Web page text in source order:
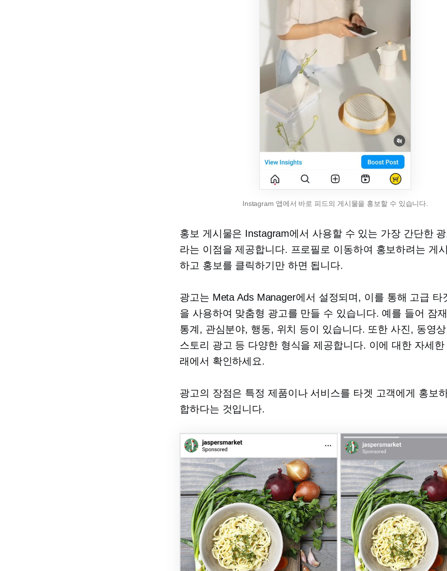
Instagram 앱에서 바로 피드의 게시물을 홍보할 수 있습니다.
홍보 게시물은 Instagram에서 사용할 수 있는 가장 간단한 광
라는 이점을 제공합니다. 프로필로 이동하여 홍보하려는 게
하고 홍보를 클릭하기만 하면 됩니다.
광고는 Meta Ads Manager에서 설정되며, 이를 통해 고급 타
을 사용하여 맞춤형 광고를 만들 수 있습니다. 예를 들어 잠
통계, 관심분야, 행동, 위치 등이 있습니다. 또한 사진, 동영
스토리 광고 등 다양한 형식을 제공합니다. 이에 대한 자세
래에서 확인하세요.
광고의 장점은 특정 제품이나 서비스를 타겟 고객에게 홍보
합하다는 것입니다.